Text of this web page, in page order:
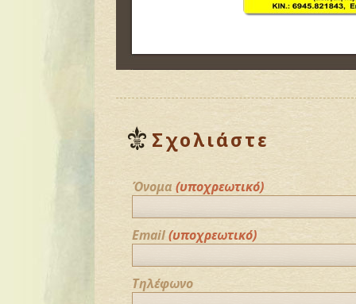
Σχολιάστε
Όνομα (υποχρεωτικό)
Email(υποχρεωτικό)
Τηλέφωνο